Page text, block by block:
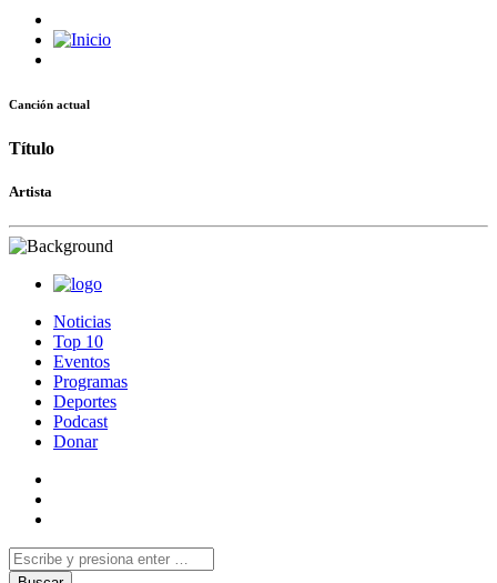
Canción actual
Título
Artista
Noticias
Top 10
Eventos
Programas
Deportes
Podcast
Donar